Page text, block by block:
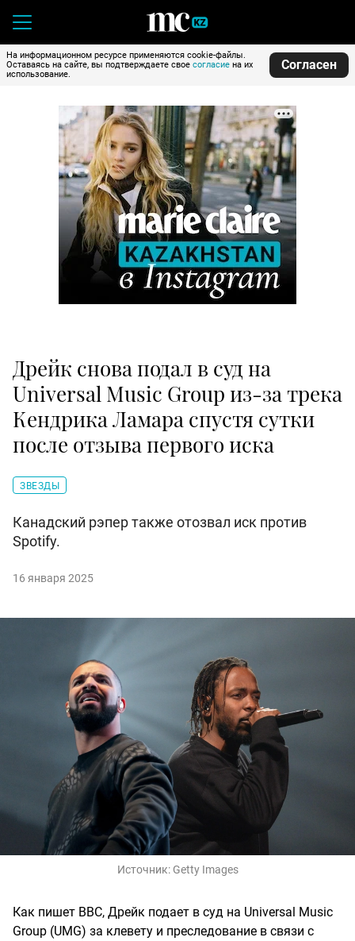
На информационном ресурсе применяются cookie-файлы.
Оставаясь на сайте, вы подтверждаете свое согласие на их
использование.
Согласен
Дрейк снова подал в суд на
Universal Music Group из-за трека
Кендрика Ламара спустя сутки
после отзыва первого иска
ЗВЕЗДЫ
Канадский рэпер также отозвал иск против
Spotify.
16 января 2025
Источник: Getty Images
Как пишет BBC, Дрейк подает в суд на Universal Music
Group (UMG) за клевету и преследование в связи с